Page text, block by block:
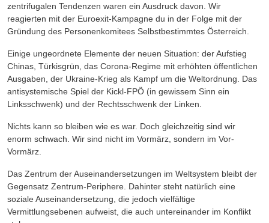
zentrifugalen Tendenzen waren ein Ausdruck davon. Wir
reagierten mit der Euroexit-Kampagne du in der Folge mit der
Gründung des Personenkomitees Selbstbestimmtes Österreich.
Einige ungeordnete Elemente der neuen Situation: der Aufstieg
Chinas, Türkisgrün, das Corona-Regime mit erhöhten öffentlichen
Ausgaben, der Ukraine-Krieg als Kampf um die Weltordnung. Das
antisystemische Spiel der Kickl-FPÖ (in gewissem Sinn ein
Linksschwenk) und der Rechtsschwenk der Linken.
Nichts kann so bleiben wie es war. Doch gleichzeitig sind wir
enorm schwach. Wir sind nicht im Vormärz, sondern im Vor-
Vormärz.
Das Zentrum der Auseinandersetzungen im Weltsystem bleibt der
Gegensatz Zentrum-Periphere. Dahinter steht natürlich eine
soziale Auseinandersetzung, die jedoch vielfältige
Vermittlungsebenen aufweist, die auch untereinander im Konflikt